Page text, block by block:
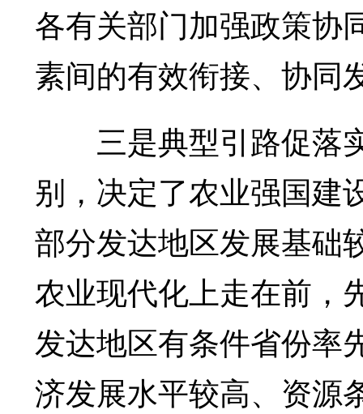
各有关部门加强政策协
素间的有效衔接、协同
三是典型引路促落
别，决定了农业强国建
部分发达地区发展基础
农业现代化上走在前，
发达地区有条件省份率
济发展水平较高、资源